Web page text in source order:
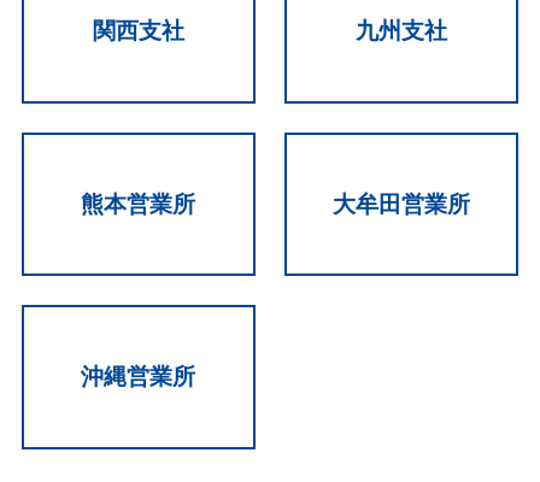
関西支社 九州支社
熊本営業所 大牟田営業所
沖縄営業所